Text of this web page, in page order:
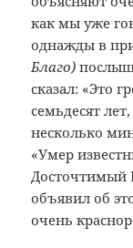
как мы уже
однажды в
Благо)
сказал: «Это
семьдесят
несколько
«Умер
Досточтимый
объявил об
очень